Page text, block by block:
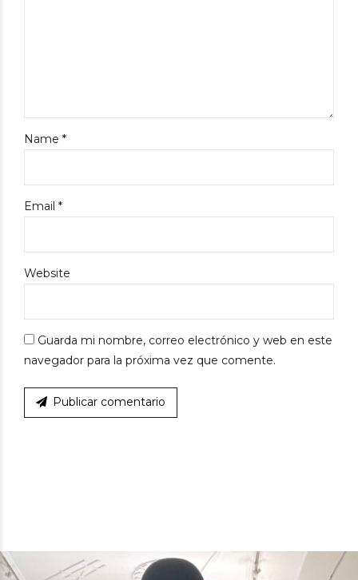
Name *
Email *
Website
Guarda mi nombre, correo electrónico y web en este
navegador para la próxima vez que comente.
Publicar comentario